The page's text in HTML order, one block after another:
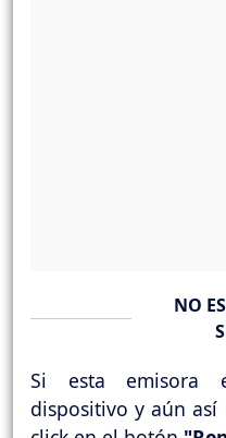
NO
Si esta emisora
dispositivo y aún así